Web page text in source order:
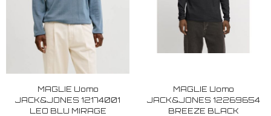
MAGLIE Uomo
JACK&JONES 12174001
LEO BLU MIRAGE
MAGLIE Uomo
JACK&JONES 12269654
BREEZE BLACK